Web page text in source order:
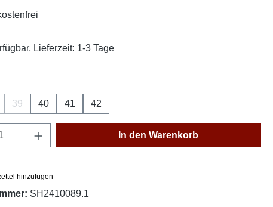
Lieferzeit: 1-3 Tage
39 40 41 42
Anzahl: Gib den gewünschten Wert ein
In den Warenkorb
hinzufügen
SH2410089.1